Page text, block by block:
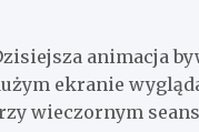
animacja
ekranie
wieczornym